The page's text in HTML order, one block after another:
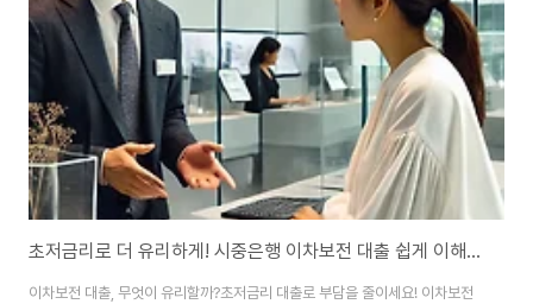
초저금리로 더 유리하게! 시중은행 이차보전 대출 쉽게 이해하기
이차보전 대출, 무엇이 유리할까?초저금리 대출로 부담을 줄이세요! 이차보전